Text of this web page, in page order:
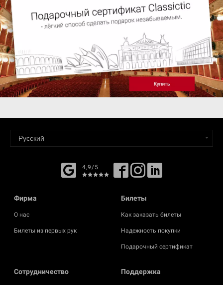
4,9/5
Фирма
О нас
Билеты из первых рук
Билеты
Как заказать билеты
Надежность покупки
Подарочный сертификат
Cотрудничество Поддержка